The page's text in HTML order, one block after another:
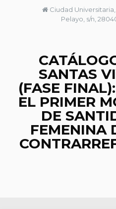
Ciudad
Pelayo, s/n,
SANTAS
(FASE
EL PRIMER
DE
FEMENINA